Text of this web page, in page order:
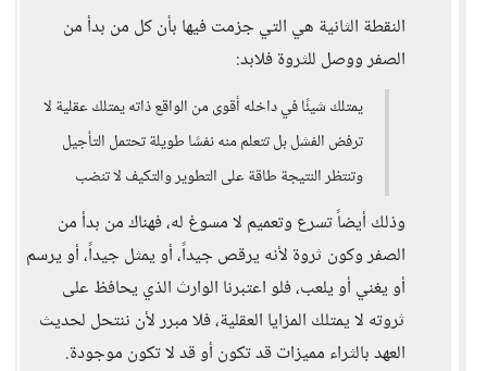
النقطة الثانية هي التي جزمت فيها بأن كل من بدأ من
الصفر ووصل للثروة فلابد:
يمتلك شيئًا في داخله أقوى من الواقع ذاته يمتلك عقلية لا
ترفض الفشل بل تتعلم منه نفسًا طويلة تحتمل التأجيل
وتنتظر النتيجة طاقة على التطوير والتكيف لا تنضب
وذلك أيضاً تسرع وتعميم لا مسوغ له، فهناك من بدأ من
الصفر وكون ثروة لأنه يرقص جيداً، أو يمثل جيداً، أو يرسم
أو يغني أو يلعب، فلو اعتبرنا الوارث الذي يحافظ على
ثروته لا يمتلك المزايا العقلية، فلا مبرر لأن ننتحل لحديث
العهد بالثراء مميزات قد تكون أو قد لا تكون موجودة.